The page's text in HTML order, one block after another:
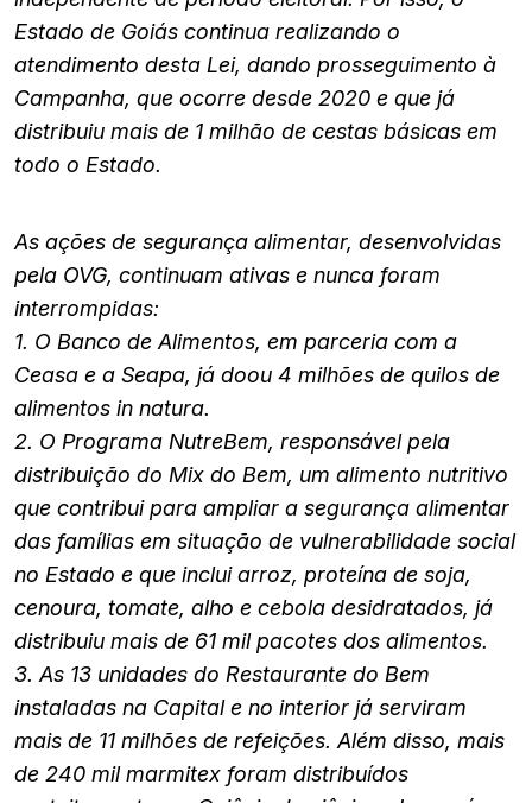
Estado de Goiás continua realizando o
atendimento desta Lei, dando prosseguimento à
Campanha, que ocorre desde 2020 e que já
distribuiu mais de 1 milhão de cestas básicas em
todo o Estado.
As ações de segurança alimentar, desenvolvidas
pela OVG, continuam ativas e nunca foram
interrompidas:
1. O Banco de Alimentos, em parceria com a
Ceasa e a Seapa, já doou 4 milhões de quilos de
alimentos in natura.
2. O Programa NutreBem, responsável pela
distribuição do Mix do Bem, um alimento nutritivo
que contribui para ampliar a segurança alimentar
das famílias em situação de vulnerabilidade social
no Estado e que inclui arroz, proteína de soja,
cenoura, tomate, alho e cebola desidratados, já
distribuiu mais de 61 mil pacotes dos alimentos.
3. As 13 unidades do Restaurante do Bem
instaladas na Capital e no interior já serviram
mais de 11 milhões de refeições. Além disso, mais
de 240 mil marmitex foram distribuídos